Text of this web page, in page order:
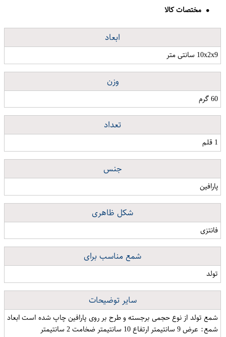
مختصات کالا
ابعاد
10x2x9 سانتی متر
وزن
60 گرم
تعداد
1 قلم
جنس
پارافین
شکل ظاهری
فانتزی
شمع مناسب برای
تولد
سایر توضیحات
شمع تولد از نوع حجمی برجسته و طرح بر روی پارافین چاپ شده است ابعاد
شمع: عرض 9 سانتیمتر ارتفاع 10 سانتیمتر ضخامت 2 سانتیمتر